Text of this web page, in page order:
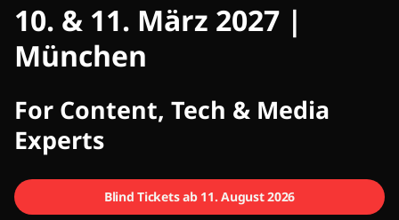
CMCX
10. & 11. März 2027 |
München
For Content, Tech & Media
Experts
Blind Tickets ab 11. August 2026